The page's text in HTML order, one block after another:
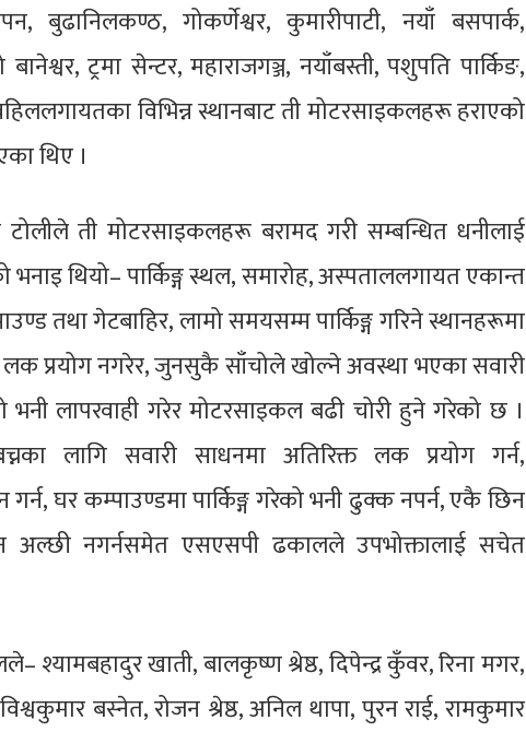
बुढानिलकण्ठ, गोकर्णेश्वर, कुमारीपाटी, नयाँ बसपार्क,
ट्रमा सेन्टर, महाराजगञ्ज, नयाँबस्ती, पशुपति पार्किङ,
विभिन्न स्थानबाट ती मोटरसाइकलहरू हराएको
थिए ।
ती मोटरसाइकलहरू बरामद गरी सम्बन्धित धनीलाई
थियो– पार्किङ्ग स्थल, समारोह, अस्पताललगायत एकान्त
तथा गेटबाहिर, लामो समयसम्म पार्किङ्ग गरिने स्थानहरूमा
लक प्रयोग नगरेर, जुनसुकै साँचोले खोल्ने अवस्था भएका सवारी
भनी लापरवाही गरेर मोटरसाइकल बढी चोरी हुने गरेको छ ।
लागि सवारी साधनमा अतिरिक्त लक प्रयोग गर्न,
घर कम्पाउण्डमा पार्किङ्ग गरेको भनी ढुक्क नपर्न, एकै छिन
अल्छी नगर्नसमेत एसएसपी ढकालले उपभोक्तालाई सचेत
श्यामबहादुर खाती, बालकृष्ण श्रेष्ठ, दिपेन्द्र कुँवर, रिना मगर,
बस्नेत, रोजन श्रेष्ठ, अनिल थापा, पुरन राई, रामकुमार